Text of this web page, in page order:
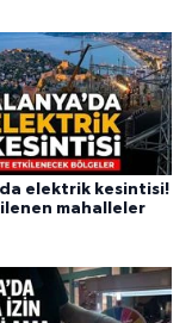
elektrik kesintisi!
mahalleler